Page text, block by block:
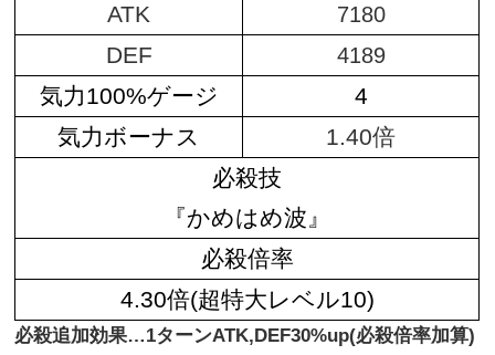
ATK
7180
DEF 4189
気力100%ゲージ
4
気力ボーナス
1.40倍
必殺技
『かめはめ波』
必殺倍率
4.30倍(超特大レベル10)
必殺追加効果…1ターンATK,DEF30%up(必殺倍率加算)